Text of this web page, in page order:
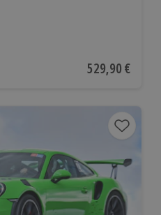
auf 2 BewertungenAktueller Preis
529,90 €